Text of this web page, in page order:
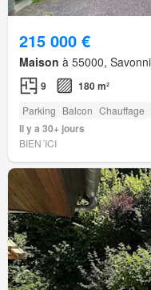
215 000 €
Maison à 55000,
9 180 m²
Parking Balcon Chauffage
Il y a 30+ jours
BIEN´ICI